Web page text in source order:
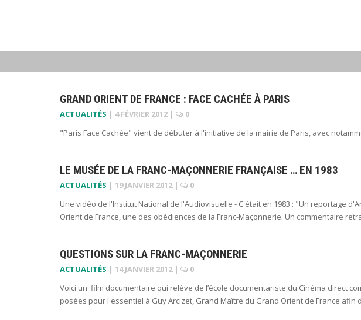
GRAND ORIENT DE FRANCE : FACE CACHÉE À PARIS
ACTUALITÉS | 4 FÉVRIER 2012 |
0
"Paris Face Cachée" vient de débuter à l'initiative de la mairie de Paris, avec
LE MUSÉE DE LA FRANC-MAÇONNERIE FRANÇAISE … EN 1983
ACTUALITÉS | 19 JANVIER 2012 |
0
Une vidéo de l'Institut National de l'Audiovisuelle - C'était en 1983 : "Un reportage
Orient de France, une des obédiences de la Franc-Maçonnerie. Un commentaire
QUESTIONS SUR LA FRANC-MAÇONNERIE
ACTUALITÉS | 14 JANVIER 2012 |
0
Voici un film documentaire qui relève de l’école documentariste du Cinéma direct
posées pour l'essentiel à Guy Arcizet, Grand Maître du Grand Orient de France